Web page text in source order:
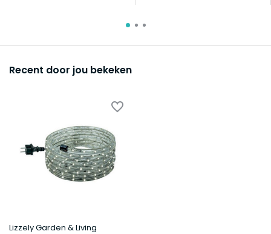
Recent door jou bekeken
Lizzely Garden & Living